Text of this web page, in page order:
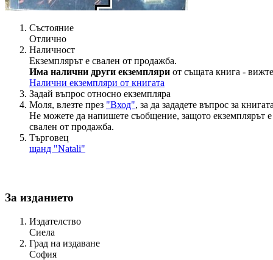
Състояние
Отлично
Наличност
Екземплярът е свален от продажба.
Има налични други екземпляри от същата книга -
Налични екземпляри от книгата
Задай въпрос относно екземпляра
Моля, влезте през "Вход", за да зададете въпрос за
Не можете да напишете съобщение, защото екземплярът е
свален от продажба.
Търговец
щанд "Natali"
За изданието
Издателство
Сиела
Град на издаване
София